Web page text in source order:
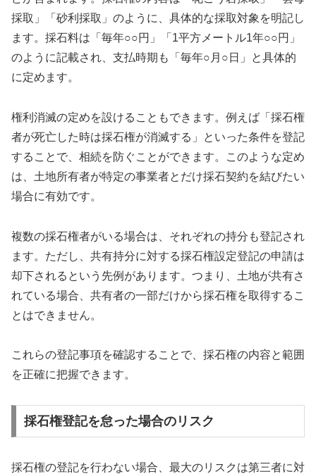
採取」「砂利採取」のように、具体的な採取対象を明記し
ます。採石料は「毎年○○円」「1平方メートル1年○○円」
のように記載され、支払時期も「毎年○月○日」と具体的
に定めます。
権利消滅の定めを設けることもできます。例えば「採石権
者が死亡した時は採石権が消滅する」といった条件を登記
することで、相続を防ぐことができます。このような定め
は、土地所有者が特定の事業者とだけ採石契約を結びたい
場合に有効です。
複数の採石権者がいる場合は、それぞれの持分も登記され
ます。ただし、共有持分に対する採石権設定登記の申請は
却下されるという先例があります。つまり、土地が共有さ
れている場合、共有者の一部だけから採石権を取得するこ
とはできません。
これらの登記事項を確認することで、採石権の内容と範囲
を正確に把握できます。
採石権登記を怠った場合のリスク
採石権の登記を行わない場合、最大のリスクは第三者に対